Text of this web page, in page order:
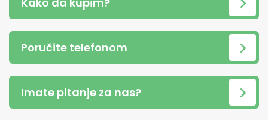
Poručite telefonom
Imate pitanje za nas?